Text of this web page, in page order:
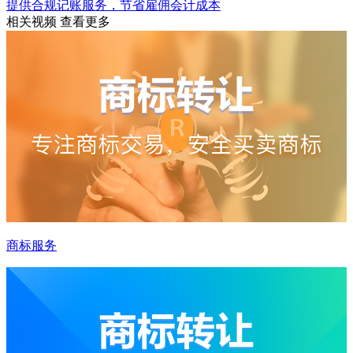
提供合规记账服务，节省雇佣会计成本
相关视频 查看更多
商标服务